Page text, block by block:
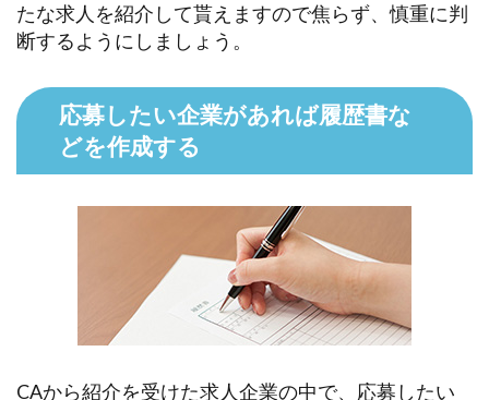
たな求人を紹介して貰えますので焦らず、慎重に判
断するようにしましょう。
応募したい企業があれば履歴書な
どを作成する
CAから紹介を受けた求人企業の中で、応募したい